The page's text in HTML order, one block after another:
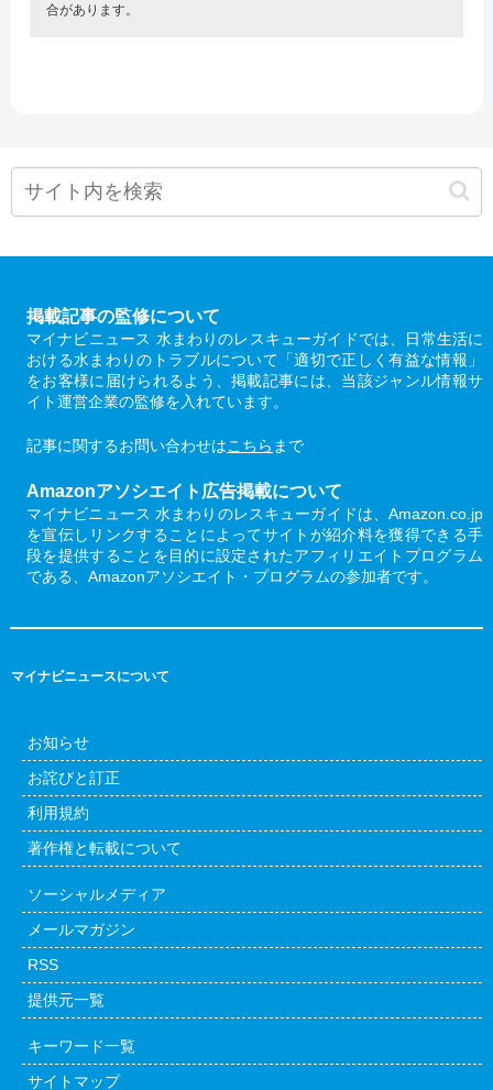
合があります。
掲載記事の監修について
マイナビニュース 水まわりのレスキューガイドでは、日常生活に
おける水まわりのトラブルについて「適切で正しく有益な情報」
をお客様に届けられるよう、掲載記事には、当該ジャンル情報サ
イト運営企業の監修を入れています。
記事に関するお問い合わせはこちら まで
Amazonアソシエイト広告掲載について
マイナビニュース 水まわりのレスキューガイドは、Amazon.co.jp
を宣伝しリンクすることによってサイトが紹介料を獲得できる手
段を提供することを目的に設定されたアフィリエイトプログラム
である、Amazonアソシエイト・プログラムの参加者です。
マイナビニュースについて
お知らせ
お詫びと訂正
利用規約
著作権と転載について
ソーシャルメディア
メールマガジン
RSS
提供元一覧
キーワード一覧
サイトマップ